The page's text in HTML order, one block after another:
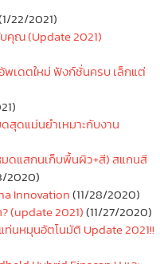
22/2021)
บคุณ (Update 2021)
พเดตใหม่ ฟังก์ชั่นครบ เล็กแต่
สุดแม่นยำเหมาะกับงาน
มดแสกนเก็บพื้นผิว+สี) สแกนสี
2020)
Innovation(11/28/2020)
(update 2021)(11/27/2020)
ท่นหมุนอัตโนมัติ Update 2021!!